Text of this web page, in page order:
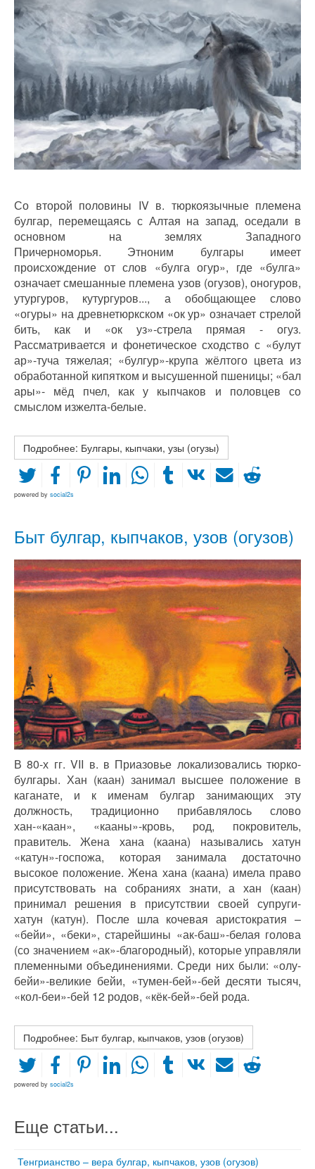
Со второй половины IV в. тюркоязычные племена
булгар, перемещаясь с Алтая на запад, оседали в
основном на землях Западного
Причерноморья. Этноним булгары имеет
происхождение от слов «булга огур», где «булга»
означает смешанные племена узов (огузов), оногуров,
утургуров, кутургуров..., а обобщающее слово
«огуры» на древнетюркском «ок ур» означает стрелой
бить, как и «ок уз»-стрела прямая - огуз.
Рассматривается и фонетическое сходство с «булут
ар»-туча тяжелая; «булгур»-крупа жёлтого цвета из
обработанной кипятком и высушенной пшеницы; «бал
ары»- мёд пчел, как у кыпчаков и половцев со
смыслом изжелта-белые.
Подробнее: Булгары, кыпчаки, узы (огузы)
powered by social2s
Быт булгар, кыпчаков, узов (огузов)
В 80-х гг. VII в. в Приазовье локализовались тюрко-
булгары. Хан (каан) занимал высшее положение в
каганате, и к именам булгар занимающих эту
должность, традиционно прибавлялось слово
хан-«каан», «кааны»-кровь, род, покровитель,
правитель. Жена хана (каана) назывались хатун
«катун»-госпожа, которая занимала достаточно
высокое положение. Жена хана (каана) имела право
присутствовать на собраниях знати, а хан (каан)
принимал решения в присутствии своей супруги-
хатун (катун). После шла кочевая аристократия –
«бейи», «беки», старейшины «ак-баш»-белая голова
(со значением «ак»-благородный), которые управляли
племенными объединениями. Среди них были: «олу-
бейи»-великие бейи, «тумен-бей»-бей десяти тысяч,
«кол-беи»-бей 12 родов, «кёк-бей»-бей рода.
Подробнее: Быт булгар, кыпчаков, узов (огузов)
powered by social2s
Еще статьи...
Тенгрианство – вера булгар, кыпчаков, узов (огузов)